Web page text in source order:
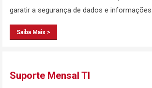
garatir a segurança de dados e informações.
Saiba Mais >
Suporte Mensal TI